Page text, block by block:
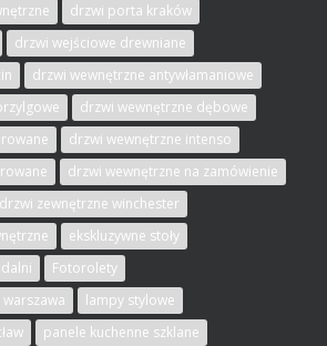
drzwi porta kraków
drzwi wejściowe drewniane
drzwi wewnętrzne antywłamaniowe
drzwi wewnętrzne dębowe
drzwi wewnętrzne intenso
drzwi wewnętrzne na zamówienie
drzwi zewnętrzne winchester
ekskluzywne stoły
Fotorolety
lampy stylowe
panele kuchenne szklane